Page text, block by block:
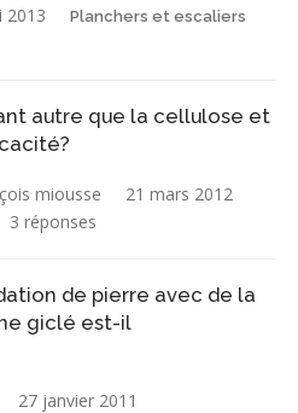
2013 Planchers et escaliers
autre que la cellulose et
miousse 21 mars 2012
3 réponses
de pierre avec de la
giclé est-il
27 janvier 2011